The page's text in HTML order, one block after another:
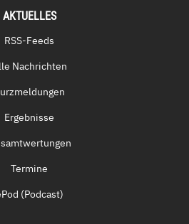
AKTUELLES
RSS-Feeds
Nachrichten
Ergebnisse
Termine
(Podcast)